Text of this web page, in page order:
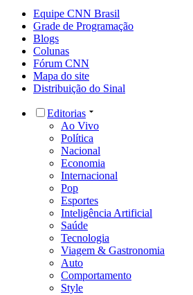
Equipe CNN Brasil
Grade de Programação
Blogs
Colunas
Fórum CNN
Mapa do site
Distribuição do Sinal
Editorias
Ao Vivo
Política
Nacional
Economia
Internacional
Pop
Esportes
Inteligência Artificial
Saúde
Tecnologia
Viagem & Gastronomia
Auto
Comportamento
Style